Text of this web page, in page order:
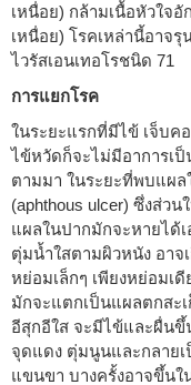
เหนื่อย) กล้ามเนื้อหัวใจ
เหนื่อย) โรคเหล่านี้อาจ
ไวรัสเอนเทอโรชนิด 71
การแยกโรค
ในระยะแรกที่มีไข้ เจ็บค
ไข้หวัดก็จะไม่มีอาการเ
ตามมา ในระยะที่พบแผ
(aphthous ulcer) ซึ่งส่ว
แผลในปากมักจะหายได้
ตุ่มน้ำใสตามผิวหนัง อาจ
หย่อมเล็กๆ เพียงหย่อมเ
มักจะแตกเป็นแผลตกสะ
อีสุกอีใส จะมีไข้และผื่น
จุดแดง ตุ่มนูนและกลาย
แขนขา บางครั้งอาจขึ้นใ